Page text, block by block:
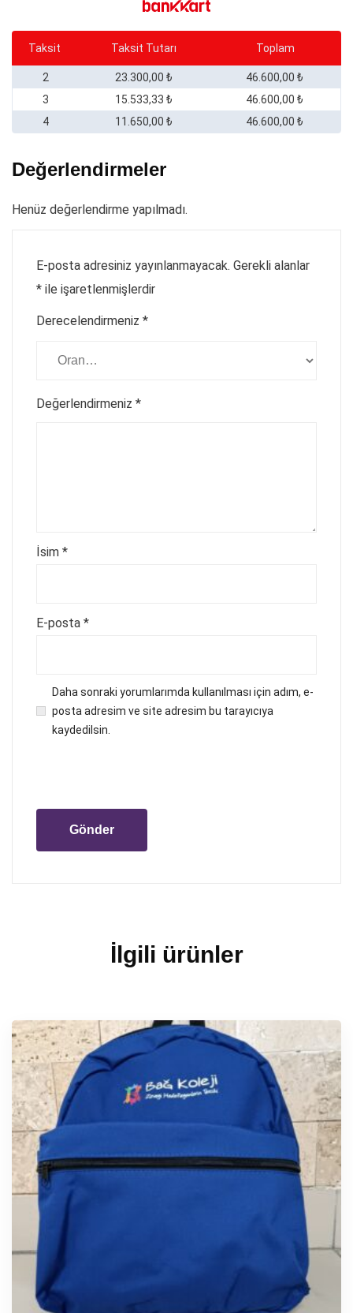
Taksit Taksit Tutarı Toplam
2 23.300,00 ₺
46.600,00 ₺
3
15.533,33 ₺
46.600,00 ₺
4
11.650,00 ₺ 46.600,00 ₺
Değerlendirmeler
Henüz değerlendirme yapılmadı.
E-posta adresiniz yayınlanmayacak. Gerekli alanlar
* ile işaretlenmişlerdir
Derecelendirmeniz *
Değerlendirmeniz *
İsim *
E-posta *
Daha sonraki yorumlarımda kullanılması için adım, e-
posta adresim ve site adresim bu tarayıcıya
kaydedilsin.
İlgili ürünler